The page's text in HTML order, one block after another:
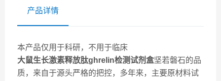
产品详情
本产品仅用于科研，不用于临床
大鼠生长激素释放肽ghrelin检测试剂盒坚若磐石的品
质，来自于源头严格的把控，多年来，主要原材料试